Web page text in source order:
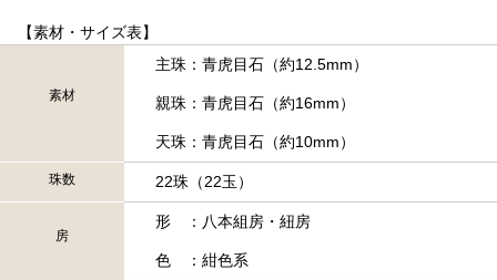
【素材・サイズ表】
素材
主珠：青虎目石（約12.5mm）
親珠：青虎目石（約16mm）
天珠：青虎目石（約10mm）
珠数 22珠（22玉）
房
形 ：八本組房・紐房
色 ：紺色系